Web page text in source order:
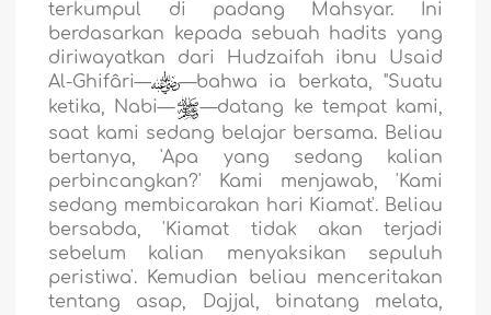
terkumpul di padang Mahsyar. Ini
berdasarkan kepada sebuah hadits yang
diriwayatkan dari Hudzaifah ibnu Usaid
Al-Ghifâri—
—bahwa ia berkata, "Suatu
ketika, Nabi—
—datang ke tempat kami,
saat kami sedang belajar bersama. Beliau
bertanya, 'Apa yang sedang kalian
perbincangkan?' Kami menjawab, 'Kami
sedang membicarakan hari Kiamat'. Beliau
bersabda, 'Kiamat tidak akan terjadi
sebelum kalian menyaksikan sepuluh
peristiwa'. Kemudian beliau menceritakan
tentang asap, Dajjal, binatang melata,